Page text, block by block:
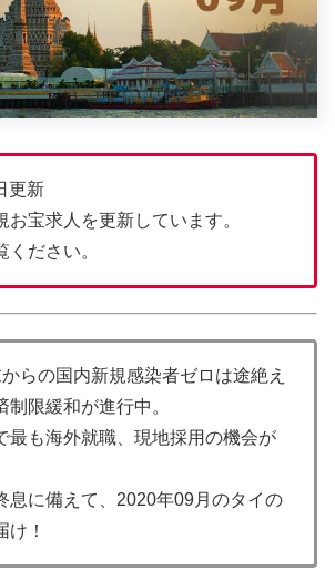
更新
お宝求人を更新しています。
ください。
らの国内新規感染者ゼロは途絶え
制限緩和が進行中。
最も海外就職、現地採用の機会が
息に備えて、2020年09月のタイの
け！